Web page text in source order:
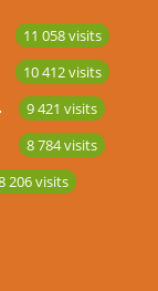
11 058 visits
10 412 visits
9 421 visits
8 784 visits
206 visits